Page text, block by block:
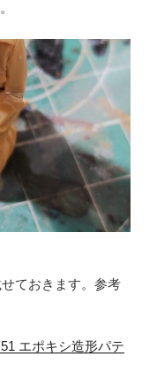
ておきます。参考
エポキシ造形パテ